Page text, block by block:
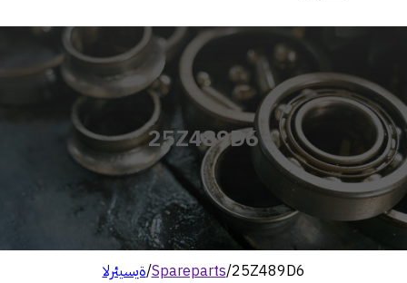
25Z489D6
الرئيسية/Spareparts/25Z489D6